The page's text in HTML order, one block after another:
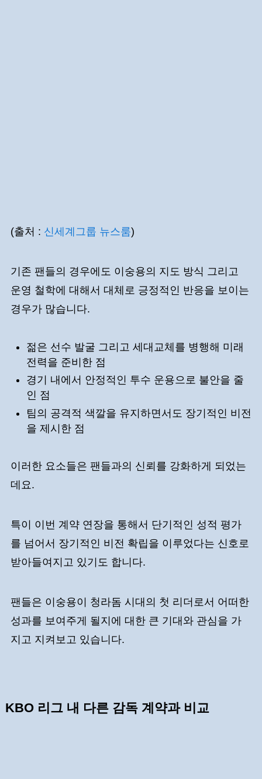
(출처 : 신세계그룹 뉴스룸)
기존 팬들의 경우에도 이숭용의 지도 방식 그리고
운영 철학에 대해서 대체로 긍정적인 반응을 보이는
경우가 많습니다.
젊은 선수 발굴 그리고 세대교체를 병행해 미래
전력을 준비한 점
경기 내에서 안정적인 투수 운용으로 불안을 줄
인 점
팀의 공격적 색깔을 유지하면서도 장기적인 비전
을 제시한 점
이러한 요소들은 팬들과의 신뢰를 강화하게 되었는
데요.
특이 이번 계약 연장을 통해서 단기적인 성적 평가
를 넘어서 장기적인 비전 확립을 이루었다는 신호로
받아들여지고 있기도 합니다.
팬들은 이숭용이 청라돔 시대의 첫 리더로서 어떠한
성과를 보여주게 될지에 대한 큰 기대와 관심을 가
지고 지켜보고 있습니다.
KBO 리그 내 다른 감독 계약과 비교